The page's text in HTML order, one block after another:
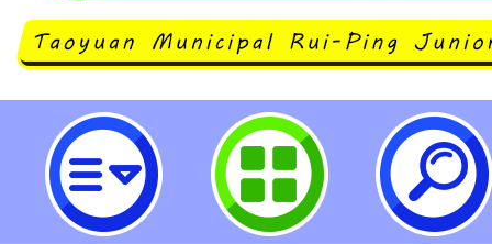
龍岡國中辦理教師輔導知能研習「
管理延伸活動工作坊」，歡迎參加
國民中學